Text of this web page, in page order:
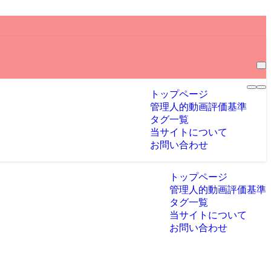
トップページ
管理人的動画評価基準
タグ一覧
当サイトについて
お問い合わせ
トップページ
管理人的動画評価基準
タグ一覧
当サイトについて
お問い合わせ